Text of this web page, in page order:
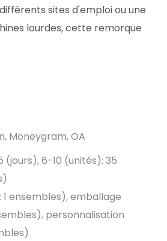
sites d'emploi ou une
lourdes, cette remorque
Moneygram, OA
(jours), 6-10 (unités): 35
ensembles), emballage
personnalisation